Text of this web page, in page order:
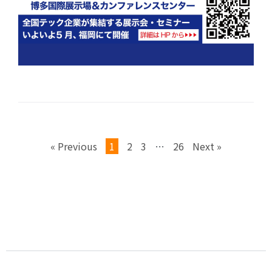
« Previous 1 2 3 … 26 Next »